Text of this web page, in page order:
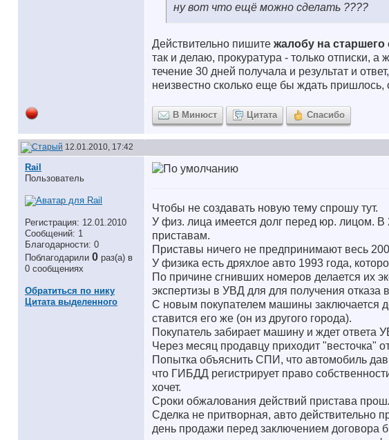
ну вот что ещё можно сделать ????
Действительно пишите жалобу на
так и делаю, прокуратура - только отписки,
течение 30 дней получала и результат и
неизвестно сколько еще бы ждать пришлось,
В Минюст Цитата Спасибо
12.01.2010, 17:42
Rail
Пользователь
Регистрация: 12.01.2010
Сообщений: 1
Благодарности: 0
Поблагодарили 0 раз(а) в
0 сообщениях
Обратиться по нику
Цитата выделенного
Чтобы не создавать новую тему спрошу тут.
У физ. лица имеется долг перед юр. лицом. В
приставам.
Приставы ничего не предпринимают весь
У физика есть дряхлое авто 1993 года,
По причине сгнивших номеров делается их
экспертизы в УВД для для получения отказа
С новым покупателем машины заключается
ставится его же (он из другого города).
Покупатель забирает машину и ждет ответа
Через месяц продавцу приходит "весточка"
Попытка объяснить СПИ, что автомобиль
что ГИБДД регистрирует право
хочет.
Сроки обжалования действий пристава
Сделка не притворная, авто действительно
день продажи перед заключением договора